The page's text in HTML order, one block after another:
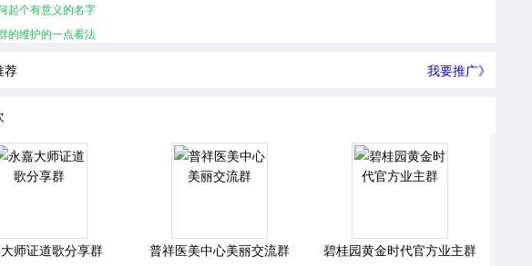
起个有意义的名字
的维护的一点看法
荐 我要推广》
师证道歌分享群 普祥医美中心美丽交流群 碧桂园黄金时代官方业主群